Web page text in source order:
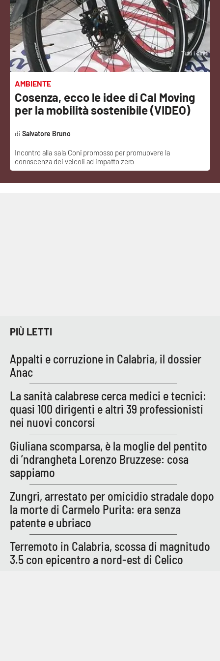
Sanità
Sport
Cultura
Podcast
Meteo
Editoriali
VIDEO
Sport
RUBRICHE
Good Morning Vietnam
Parchi Marini Calabria
Leggendo Alvaro insieme
Imprese Di Calabria
Le perfidie di Antonella Grippo
Venti di comunicazione
AMBIENTE
Cosenza, ecco le idee di Cal Moving
per la mobilità sostenibile (VIDEO)
Incontro alla sala Coni promosso per promuovere la
conoscenza dei veicoli ad impatto zero
Salvatore Bruno
PIÙ LETTI
Appalti e corruzione in Calabria, il dossier
Anac
La sanità calabrese cerca medici e tecnici:
quasi 100 dirigenti e altri 39 professionisti
nei nuovi concorsi
Giuliana scomparsa, è la moglie del pentito
di ’ndrangheta Lorenzo Bruzzese: cosa
sappiamo
Zungri, arrestato per omicidio stradale dopo
la morte di Carmelo Purita: era senza
patente e ubriaco
Terremoto in Calabria, scossa di magnitudo
3.5 con epicentro a nord-est di Celico